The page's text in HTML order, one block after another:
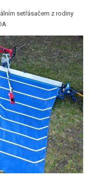
setřásačem z rodiny